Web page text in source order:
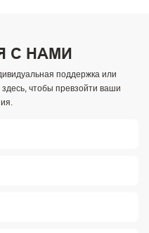
С НАМИ
поддержка или
чтобы превзойти ваши